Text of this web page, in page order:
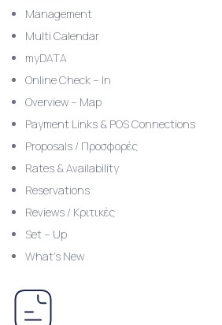
Management
Multi Calendar
myDATA
Online Check – In
Overview – Map
Payment Links & POS Connections
Proposals / Προσφορές
Rates & Availability
Reservations
Reviews / Κριτικές
Set – Up
What’s New